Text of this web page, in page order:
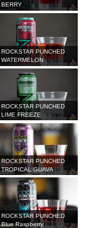
BERRY
ROCKSTAR PUNCHED
WATERMELON
ROCKSTAR PUNCHED
LIME FREEZE
ROCKSTAR PUNCHED
TROPICAL GUAVA
ROCKSTAR PUNCHED
Blue Raspberry